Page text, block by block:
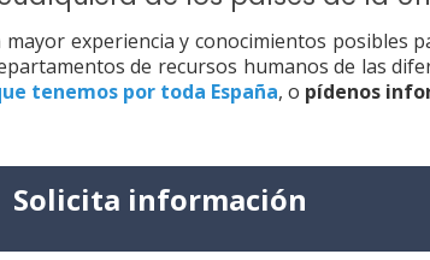
experiencia y conocimientos posibles
de recursos humanos de las
tenemos por toda España, o pídenos
Solicita información